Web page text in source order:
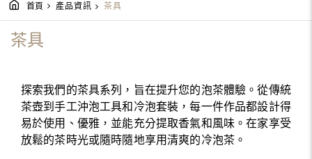
首頁 產品資訊 茶具
茶具
探索我們的茶具系列，旨在提升您的泡茶體驗。從傳統
茶壺到手工沖泡工具和冷泡套裝，每一件作品都設計得
易於使用、優雅，並能充分提取香氣和風味。在家享受
放鬆的茶時光或隨時隨地享用清爽的冷泡茶。